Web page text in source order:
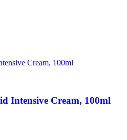
Intensive Cream, 100ml